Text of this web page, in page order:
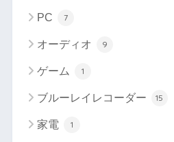
PC 7
オーディオ 9
ゲーム 1
ブルーレイレコーダー 15
家電 1